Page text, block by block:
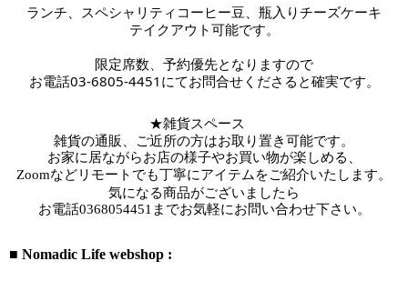
ランチ、スペシャリティコーヒー豆、瓶入りチーズケーキ
テイクアウト可能です。
限定席数、予約優先となりますので
お電話03-6805-4451にてお問合せくださると確実です。
★雑貨スペース
雑貨の通販、ご近所の方はお取り置き可能です。
お家に居ながらお店の様子やお買い物が楽しめる、
Zoomなどリモートでも丁寧にアイテムをご紹介いたします。
気になる商品がございましたら
お電話0368054451までお気軽にお問い合わせ下さい。
■ Nomadic Life webshop :